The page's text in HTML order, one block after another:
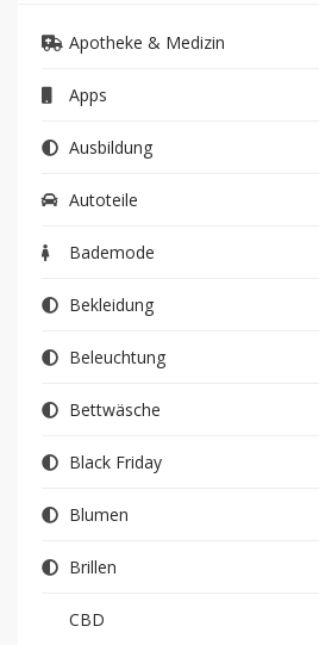
Apotheke & Medizin
Apps
Ausbildung
Autoteile
Bademode
Bekleidung
Beleuchtung
Bettwäsche
Black Friday
Blumen
Brillen
CBD